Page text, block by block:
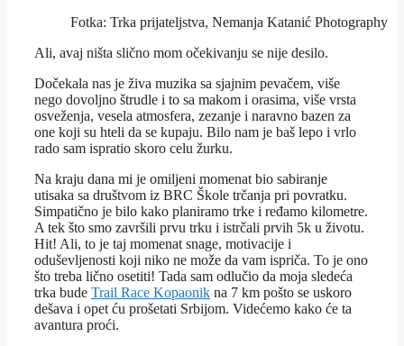
Fotka: Trka prijateljstva, Nemanja Katanić Photography
Ali, avaj ništa slično mom očekivanju se nije desilo.
Dočekala nas je živa muzika sa sjajnim pevačem, više
nego dovoljno štrudle i to sa makom i orasima, više vrsta
osveženja, vesela atmosfera, zezanje i naravno bazen za
one koji su hteli da se kupaju. Bilo nam je baš lepo i vrlo
rado sam ispratio skoro celu žurku.
Na kraju dana mi je omiljeni momenat bio sabiranje
utisaka sa društvom iz BRC Škole trčanja pri povratku.
Simpatično je bilo kako planiramo trke i ređamo kilometre.
A tek što smo završili prvu trku i istrčali prvih 5k u životu.
Hit! Ali, to je taj momenat snage, motivacije i
oduševljenosti koji niko ne može da vam ispriča. To je ono
što treba lično osetiti! Tada sam odlučio da moja sledeća
trka bude Trail Race Kopaonik na 7 km pošto se uskoro
dešava i opet ću prošetati Srbijom. Videćemo kako će ta
avantura proći.